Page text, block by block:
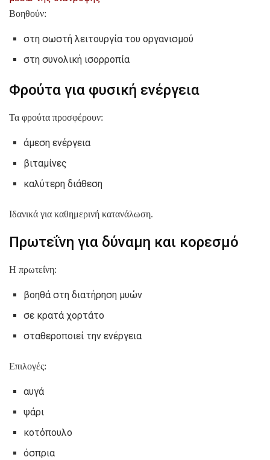
Βοηθούν:
στη σωστή λειτουργία του οργανισμού
στη συνολική ισορροπία
Φρούτα για φυσική ενέργεια
Τα φρούτα προσφέρουν:
άμεση ενέργεια
βιταμίνες
καλύτερη διάθεση
Ιδανικά για καθημερινή κατανάλωση.
Πρωτεΐνη για δύναμη και κορεσμό
Η πρωτεΐνη:
βοηθά στη διατήρηση μυών
σε κρατά χορτάτο
σταθεροποιεί την ενέργεια
Επιλογές:
αυγά
ψάρι
κοτόπουλο
όσπρια